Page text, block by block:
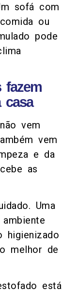
sofá com
ou
pode
fazem
casa
vem
vem
e da
as
Uma
higienizado
melhor de
está